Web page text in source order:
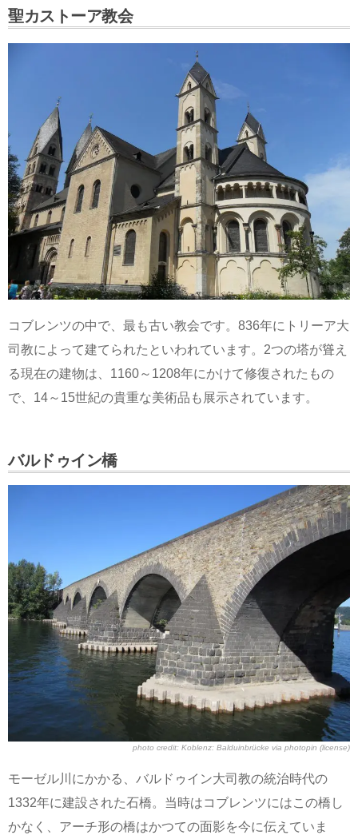
聖カストーア教会
コブレンツの中で、最も古い教会です。836年にトリーア大
司教によって建てられたといわれています。2つの塔が聳え
る現在の建物は、1160～1208年にかけて修復されたもの
で、14～15世紀の貴重な美術品も展示されています。
バルドゥイン橋
photo credit: Koblenz: Balduinbrücke via photopin (license)
モーゼル川にかかる、バルドゥイン大司教の統治時代の
1332年に建設された石橋。当時はコブレンツにはこの橋し
かなく、アーチ形の橋はかつての面影を今に伝えていま